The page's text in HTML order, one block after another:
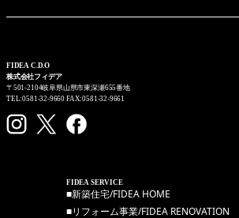
FIDEA C.D.O
株式会社フィデア
〒501-2104岐阜県山県市東深瀬655番地
TEL:0581-32-9660 FAX:0581-32-9661
FIDEA SERVICE
■新築住宅/FIDEA HOME
■リフォーム事業/FIDEA RENOVATION